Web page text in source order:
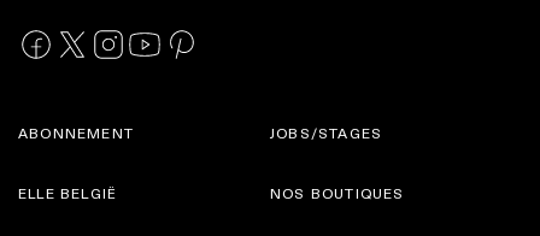
ABONNEMENT
ELLE BELGIË
JOBS/STAGES
NOS BOUTIQUES